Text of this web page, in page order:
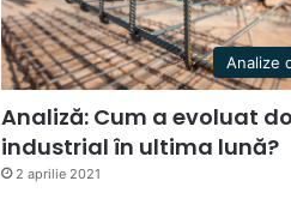
Analize
Analiză: Cum a evoluat
industrial în ultima lună?
2 aprilie 2021